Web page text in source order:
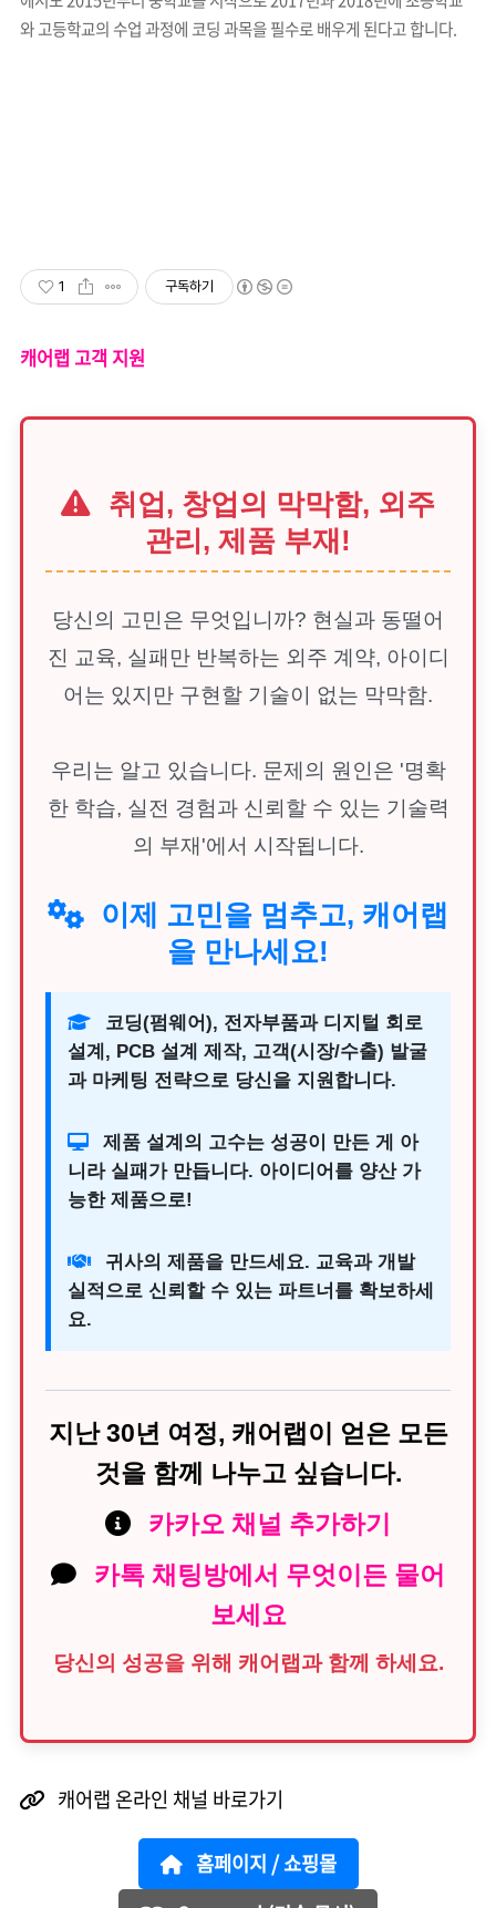
와 고등학교의 수업 과정에 코딩 과목을 필수로 배우게 된다고 합니다.
1 구독하기
캐어랩 고객 지원
취업, 창업의 막막함, 외주
관리, 제품 부재!
당신의 고민은 무엇입니까? 현실과 동떨어
진 교육, 실패만 반복하는 외주 계약, 아이디
어는 있지만 구현할 기술이 없는 막막함.
우리는 알고 있습니다. 문제의 원인은 '명확
한 학습, 실전 경험과 신뢰할 수 있는 기술력
의 부재'에서 시작됩니다.
이제 고민을 멈추고, 캐어랩
을 만나세요!
코딩(펌웨어), 전자부품과 디지털 회로
설계, PCB 설계 제작, 고객(시장/수출) 발굴
과 마케팅 전략으로 당신을 지원합니다.
제품 설계의 고수는 성공이 만든 게 아
니라 실패가 만듭니다. 아이디어를 양산 가
능한 제품으로!
귀사의 제품을 만드세요. 교육과 개발
실적으로 신뢰할 수 있는 파트너를 확보하세
요.
지난 30년 여정, 캐어랩이 얻은 모든
것을 함께 나누고 싶습니다.
카카오 채널 추가하기
카톡 채팅방에서 무엇이든 물어
보세요
당신의 성공을 위해 캐어랩과 함께 하세요.
캐어랩 온라인 채널 바로가기
홈페이지 / 쇼핑몰